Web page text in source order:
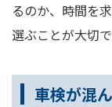
るのか、時間を
選ぶことが大切で
車検が混